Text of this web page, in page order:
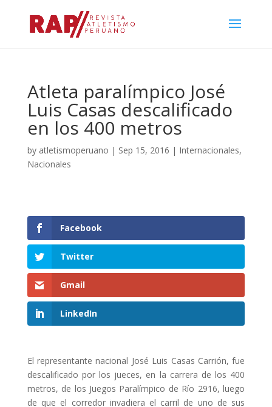
Atleta paralímpico José
Luis Casas descalificado
en los 400 metros
by atletismoperuano | Sep 15, 2016 | Internacionales,
Nacionales
Facebook
Twitter
Gmail
LinkedIn
El representante nacional José Luis Casas Carrión, fue
descalificado por los jueces, en la carrera de los 400
metros, de los Juegos Paralímpico de Río 2916, luego
de que el corredor invadiera el carril de uno de sus